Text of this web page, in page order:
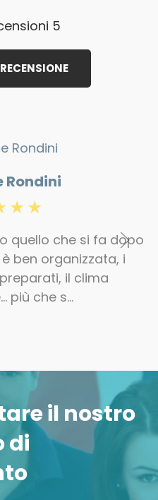
5
Rondini
quello che si fa dopo
ben organizzata, i
il clima
più che s…
il nostro
di